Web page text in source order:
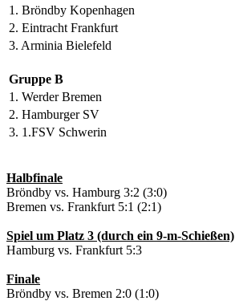
1. Bröndby Kopenhagen
2. Eintracht Frankfurt
3. Arminia Bielefeld
Gruppe B
1. Werder Bremen
2. Hamburger SV
3. 1.FSV Schwerin
Halbfinale
Bröndby vs. Hamburg 3:2 (3:0)
Bremen vs. Frankfurt 5:1 (2:1)
Spiel um Platz 3 (durch ein 9-m-Schießen)
Hamburg vs. Frankfurt 5:3
Finale
Bröndby vs. Bremen 2:0 (1:0)